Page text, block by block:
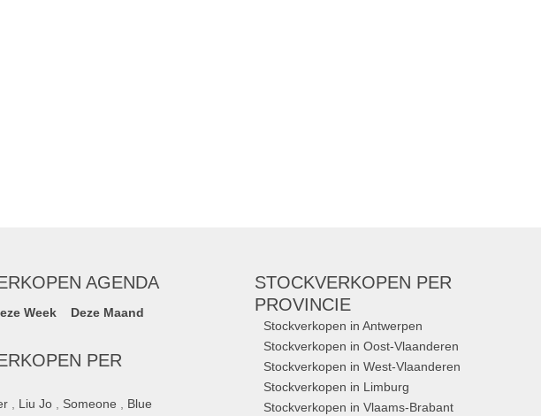
AGENDA
Week Deze Maand
PER
Liu Jo Someone
Blue
STOCKVERKOPEN PER
PROVINCIE
Stockverkopen in Antwerpen
Stockverkopen in Oost-Vlaanderen
Stockverkopen in West-Vlaanderen
Stockverkopen in Limburg
Stockverkopen in Vlaams-Brabant